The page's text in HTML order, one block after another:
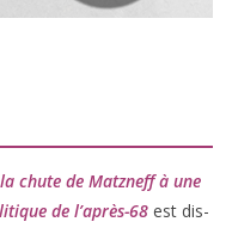
chute de Matzneff à une
de l’après-68 est dis­